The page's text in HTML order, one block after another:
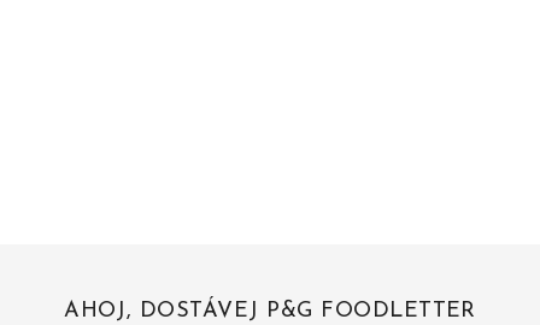
AHOJ, DOSTÁVEJ P&G FOODLETTER